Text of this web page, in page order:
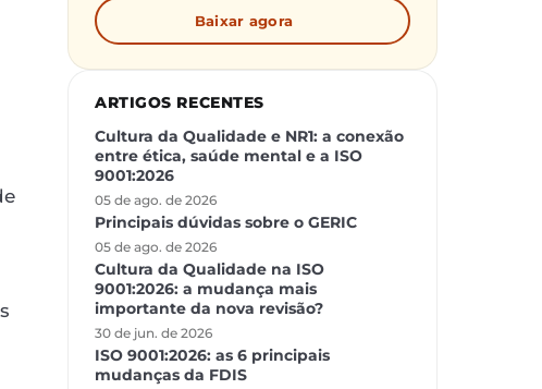
Baixar agora
ARTIGOS RECENTES
Cultura da Qualidade e NR1: a conexão
entre ética, saúde mental e a ISO
9001:2026
05 de ago. de 2026
Principais dúvidas sobre o GERIC
05 de ago. de 2026
Cultura da Qualidade na ISO
9001:2026: a mudança mais
importante da nova revisão?
30 de jun. de 2026
ISO 9001:2026: as 6 principais
mudanças da FDIS